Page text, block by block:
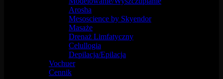
Arosha
Mesoscience by Skyendor
Masaże
Drenaż Limfatyczny
Celullogia
Depilacja/Epilacja
Vochuer
Cennik